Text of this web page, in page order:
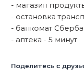
- магазин
- остановка
- банкомат
- аптека - 5 минут
Поделитесь с